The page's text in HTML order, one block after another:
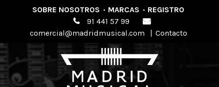
SOBRE NOSOTROS · MARCAS · REGISTRO
91 441 57 99
comercial@madridmusical.com
| Contacto